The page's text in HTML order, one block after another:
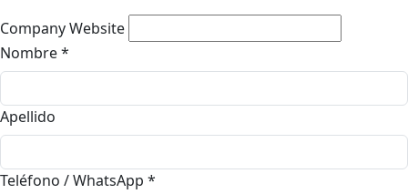
Company Website
Nombre*
Apellido
Teléfono / WhatsApp *